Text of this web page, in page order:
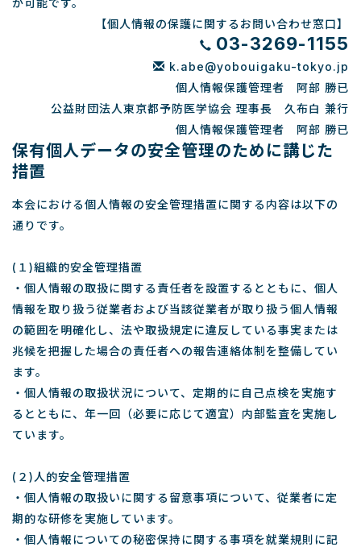
が可能です。
【個人情報の保護に関するお問い合わせ窓口】
03-3269-1155
k.abe@yobouigaku-tokyo.jp
個人情報保護管理者 阿部 勝已
公益財団法人東京都予防医学協会 理事長 久布白 兼行
個人情報保護管理者 阿部 勝已
保有個人データの安全管理のために講じた
措置
本会における個人情報の安全管理措置に関する内容は以下の
通りです。
(１)組織的安全管理措置
・個人情報の取扱に関する責任者を設置するとともに、個人
情報を取り扱う従業者および当該従業者が取り扱う個人情報
の範囲を明確化し、法や取扱規定に違反している事実または
兆候を把握した場合の責任者への報告連絡体制を整備してい
ます。
・個人情報の取扱状況について、定期的に自己点検を実施す
るとともに、年一回（必要に応じて適宜）内部監査を実施し
ています。
(２)人的安全管理措置
・個人情報の取扱いに関する留意事項について、従業者に定
期的な研修を実施しています。
・個人情報についての秘密保持に関する事項を就業規則に記